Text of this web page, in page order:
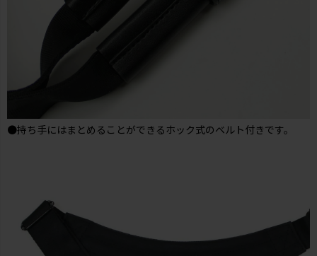
●持ち手にはまとめることができるホック式のベルト付きです。